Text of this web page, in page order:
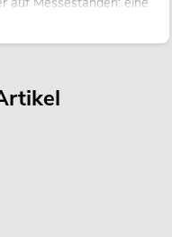
längst zum modernen